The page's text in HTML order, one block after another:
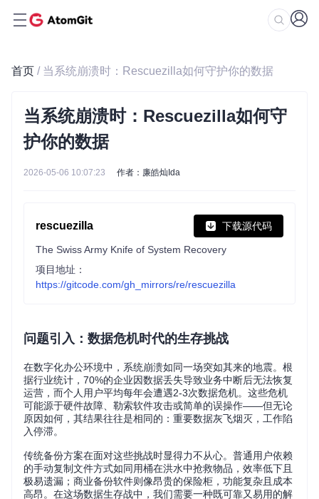
首页 / 当系统崩溃时：Rescuezilla如何守护你的数据
当系统崩溃时：Rescuezilla如何守
护你的数据
2026-05-06 10:07:23 作者：廉皓灿Ida
rescuezilla 下载源代码
The Swiss Army Knife of System Recovery
项目地址：
https://gitcode.com/gh_mirrors/re/rescuezilla
问题引入：数据危机时代的生存挑战
在数字化办公环境中，系统崩溃如同一场突如其来的地震。根
据行业统计，70%的企业因数据丢失导致业务中断后无法恢复
运营，而个人用户平均每年会遭遇2-3次数据危机。这些危机
可能源于硬件故障、勒索软件攻击或简单的误操作——但无论
原因如何，其结果往往是相同的：重要数据灰飞烟灭，工作陷
入停滞。
传统备份方案在面对这些挑战时显得力不从心。普通用户依赖
的手动复制文件方式如同用桶在洪水中抢救物品，效率低下且
极易遗漏；商业备份软件则像昂贵的保险柜，功能复杂且成本
高昂。在这场数据生存战中，我们需要一种既可靠又易用的解